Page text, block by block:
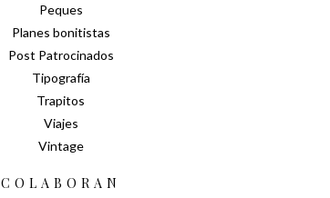
Peques
Planes bonitistas
Post Patrocinados
Tipografía
Trapitos
Viajes
Vintage
COLABORAN